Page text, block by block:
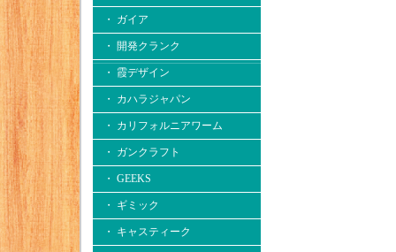
・ ガイア
・ 開発クランク
・ 霞デザイン
・ カハラジャパン
・ カリフォルニアワーム
・ ガンクラフト
・ GEEKS
・ ギミック
・ キャスティーク